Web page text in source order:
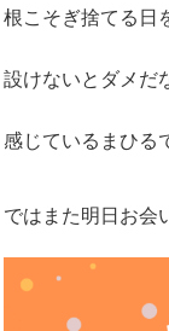
根こそぎ捨てる日
設けないとダメだ
感じているまひる
ではまた明日お会